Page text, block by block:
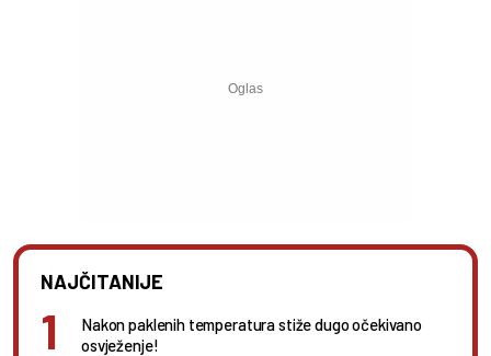
NAJČITANIJE
Nakon paklenih temperatura stiže dugo očekivano
osvježenje!